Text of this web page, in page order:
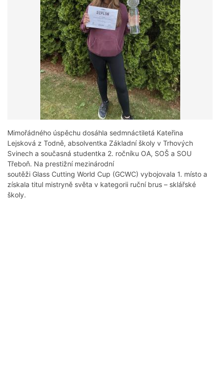
Mimořádného úspěchu dosáhla sedmnáctiletá Kateřina
Lejsková z Todně, absolventka Základní školy v Trhových
Svinech a současná studentka 2. ročníku OA, SOŠ a SOU
Třeboň. Na prestižní mezinárodní
soutěži Glass Cutting World Cup (GCWC) vybojovala 1. místo a
získala titul mistryně světa v kategorii ruční brus – sklářské
školy.